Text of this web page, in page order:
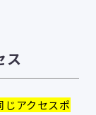
ス
じアクセスポ